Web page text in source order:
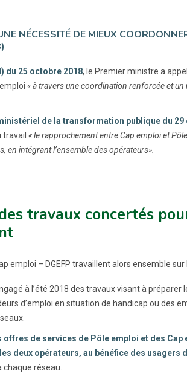
NÉCESSITÉ DE MIEUX
du 25 octobre 2018, le Premier ministre a
« à travers une coordination renforcée et
de la transformation publique du 29
« le rapprochement entre Cap emploi et
en intégrant l’ensemble des opérateurs».
travaux concertés
emploi – DGEFP travaillent alors ensemble sur
à l’été 2018 des travaux visant à préparer
d’emploi en situation de handicap ou des
de services de Pôle emploi et des Cap
deux opérateurs, au bénéfice des usagers
réseau.